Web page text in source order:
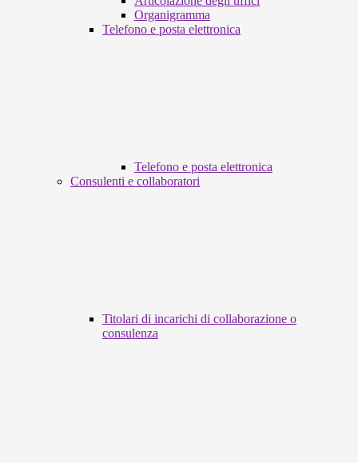
Organigramma
Telefono e posta elettronica
Telefono e posta elettronica
Consulenti e collaboratori
Titolari di incarichi di collaborazione o
consulenza